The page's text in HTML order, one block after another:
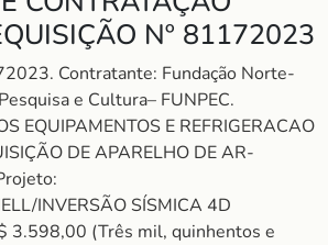
Nº 81172023
Contratante: Fundação Norte-
e Cultura– FUNPEC.
EQUIPAMENTOS E REFRIGERACAO
DE APARELHO DE AR-
INVERSÃO SÍSMICA 4D
3.598,00 (Três mil, quinhentos e